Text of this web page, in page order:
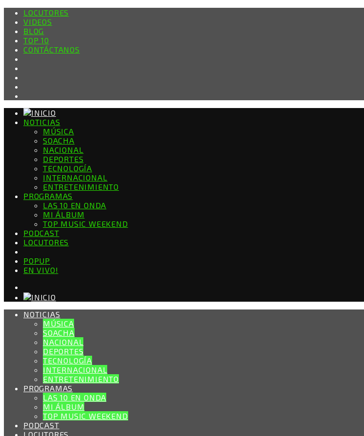
LOCUTORES
VIDEOS
BLOG
TOP 10
CONTÁCTANOS
NOTICIAS
MÚSICA
SOACHA
NACIONAL
DEPORTES
TECNOLOGÍA
INTERNACIONAL
ENTRETENIMIENTO
PROGRAMAS
LAS 10 EN ONDA
MI ÁLBUM
TOP MUSIC WEEKEND
PODCAST
LOCUTORES
POPUP
EN VIVO!
NOTICIAS
MÚSICA
SOACHA
NACIONAL
DEPORTES
TECNOLOGÍA
INTERNACIONAL
ENTRETENIMIENTO
PROGRAMAS
LAS 10 EN ONDA
MI ÁLBUM
TOP MUSIC WEEKEND
PODCAST